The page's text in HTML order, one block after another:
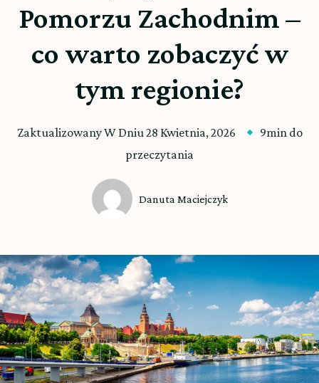
Pomorzu Zachodnim –
co warto zobaczyć w
tym regionie?
Zaktualizowany W Dniu28 Kwietnia, 2026
9min do
przeczytania
Danuta Maciejczyk